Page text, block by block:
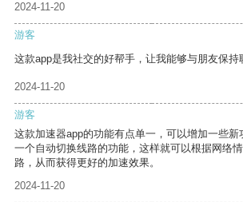
2024-11-20
游客
这款app是我社交的好帮手，让我能够与朋友保持
2024-11-20
游客
这款加速器app的功能有点单一，可以增加一些新
一个自动切换线路的功能，这样就可以根据网络
路，从而获得更好的加速效果。
2024-11-20